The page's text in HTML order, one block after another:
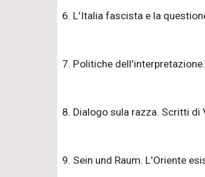
6. L'Italia fascista e la
7. Politiche
8. Dialogo sula razza. Scritti
9. Sein und Raum. L'Oriente